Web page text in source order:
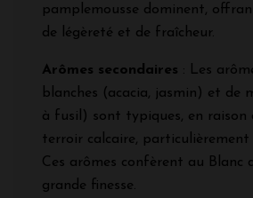
pamplemousse dominent,
de légèreté et de fraîcheur.
Arômes secondaires : Les
blanches (acacia, jasmin) et de
à fusil) sont typiques, en raison
terroir calcaire, particulièrement
Ces arômes confèrent au Blanc
grande finesse.